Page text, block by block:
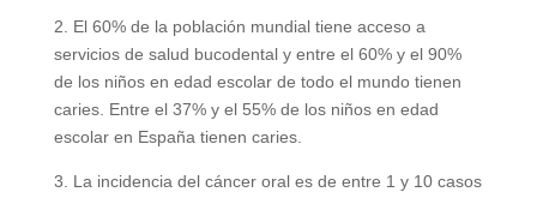
2. El 60% de la población mundial tiene acceso a
servicios de salud bucodental y entre el 60% y el 90%
de los niños en edad escolar de todo el mundo tienen
caries. Entre el 37% y el 55% de los niños en edad
escolar en España tienen caries.
3. La incidencia del cáncer oral es de entre 1 y 10 casos